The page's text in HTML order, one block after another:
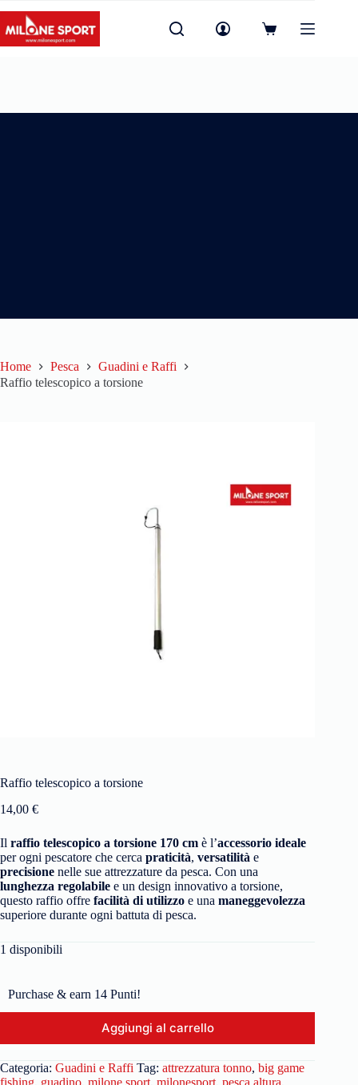
Home Pesca
Guadini e Raffi
Raffio telescopico a torsione
Raffio telescopico a torsione
14,00 €
Il raffio telescopico a torsione 170 cm è l’accessorio ideale
per ogni pescatore che cerca praticità, versatilità e
precisione nelle sue attrezzature da pesca. Con una
lunghezza regolabile e un design innovativo a torsione,
questo raffio offre facilità di utilizzo e una maneggevolezza
superiore durante ogni battuta di pesca.
1 disponibili
Purchase & earn 14 Punti!
Aggiungi al carrello
Categoria: Guadini e Raffi Tag: attrezzatura tonno, big game
fishing, guadino, milone sport, milonesport, pesca altura,